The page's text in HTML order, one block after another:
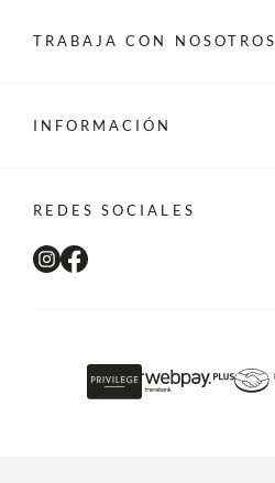
TRABAJA CON NOSOTROS
INFORMACIÓN
REDES SOCIALES